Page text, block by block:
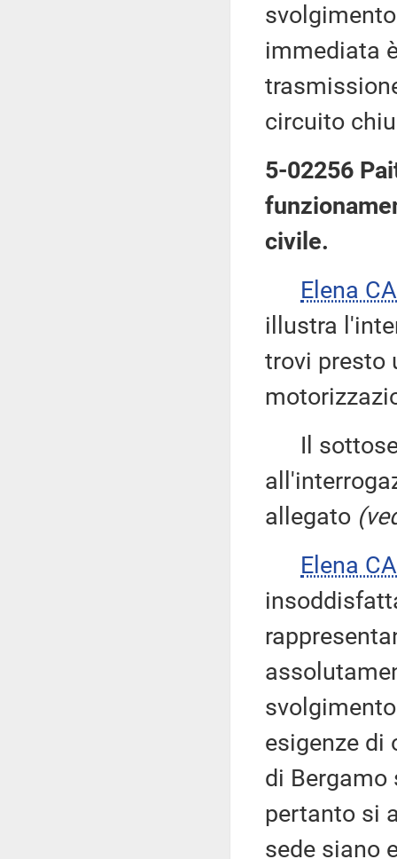
immediata
circuito
5-02256
civile.
Elena
illustra
trovi presto
Il
allegato
Elena
esigenze di
di Bergamo
pertanto si
sede siano